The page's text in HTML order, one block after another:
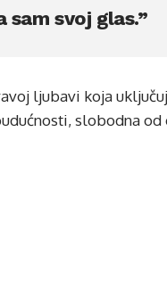
svoj glas.”
ljubavi koja
slobodna